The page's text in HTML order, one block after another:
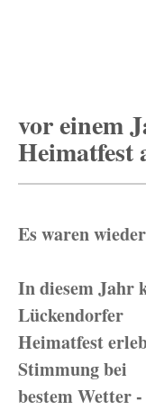
vor einem
Heimatfest
Es waren
In diesem Jahr
Lückendorfer
Heimatfest
Stimmung bei
bestem Wetter